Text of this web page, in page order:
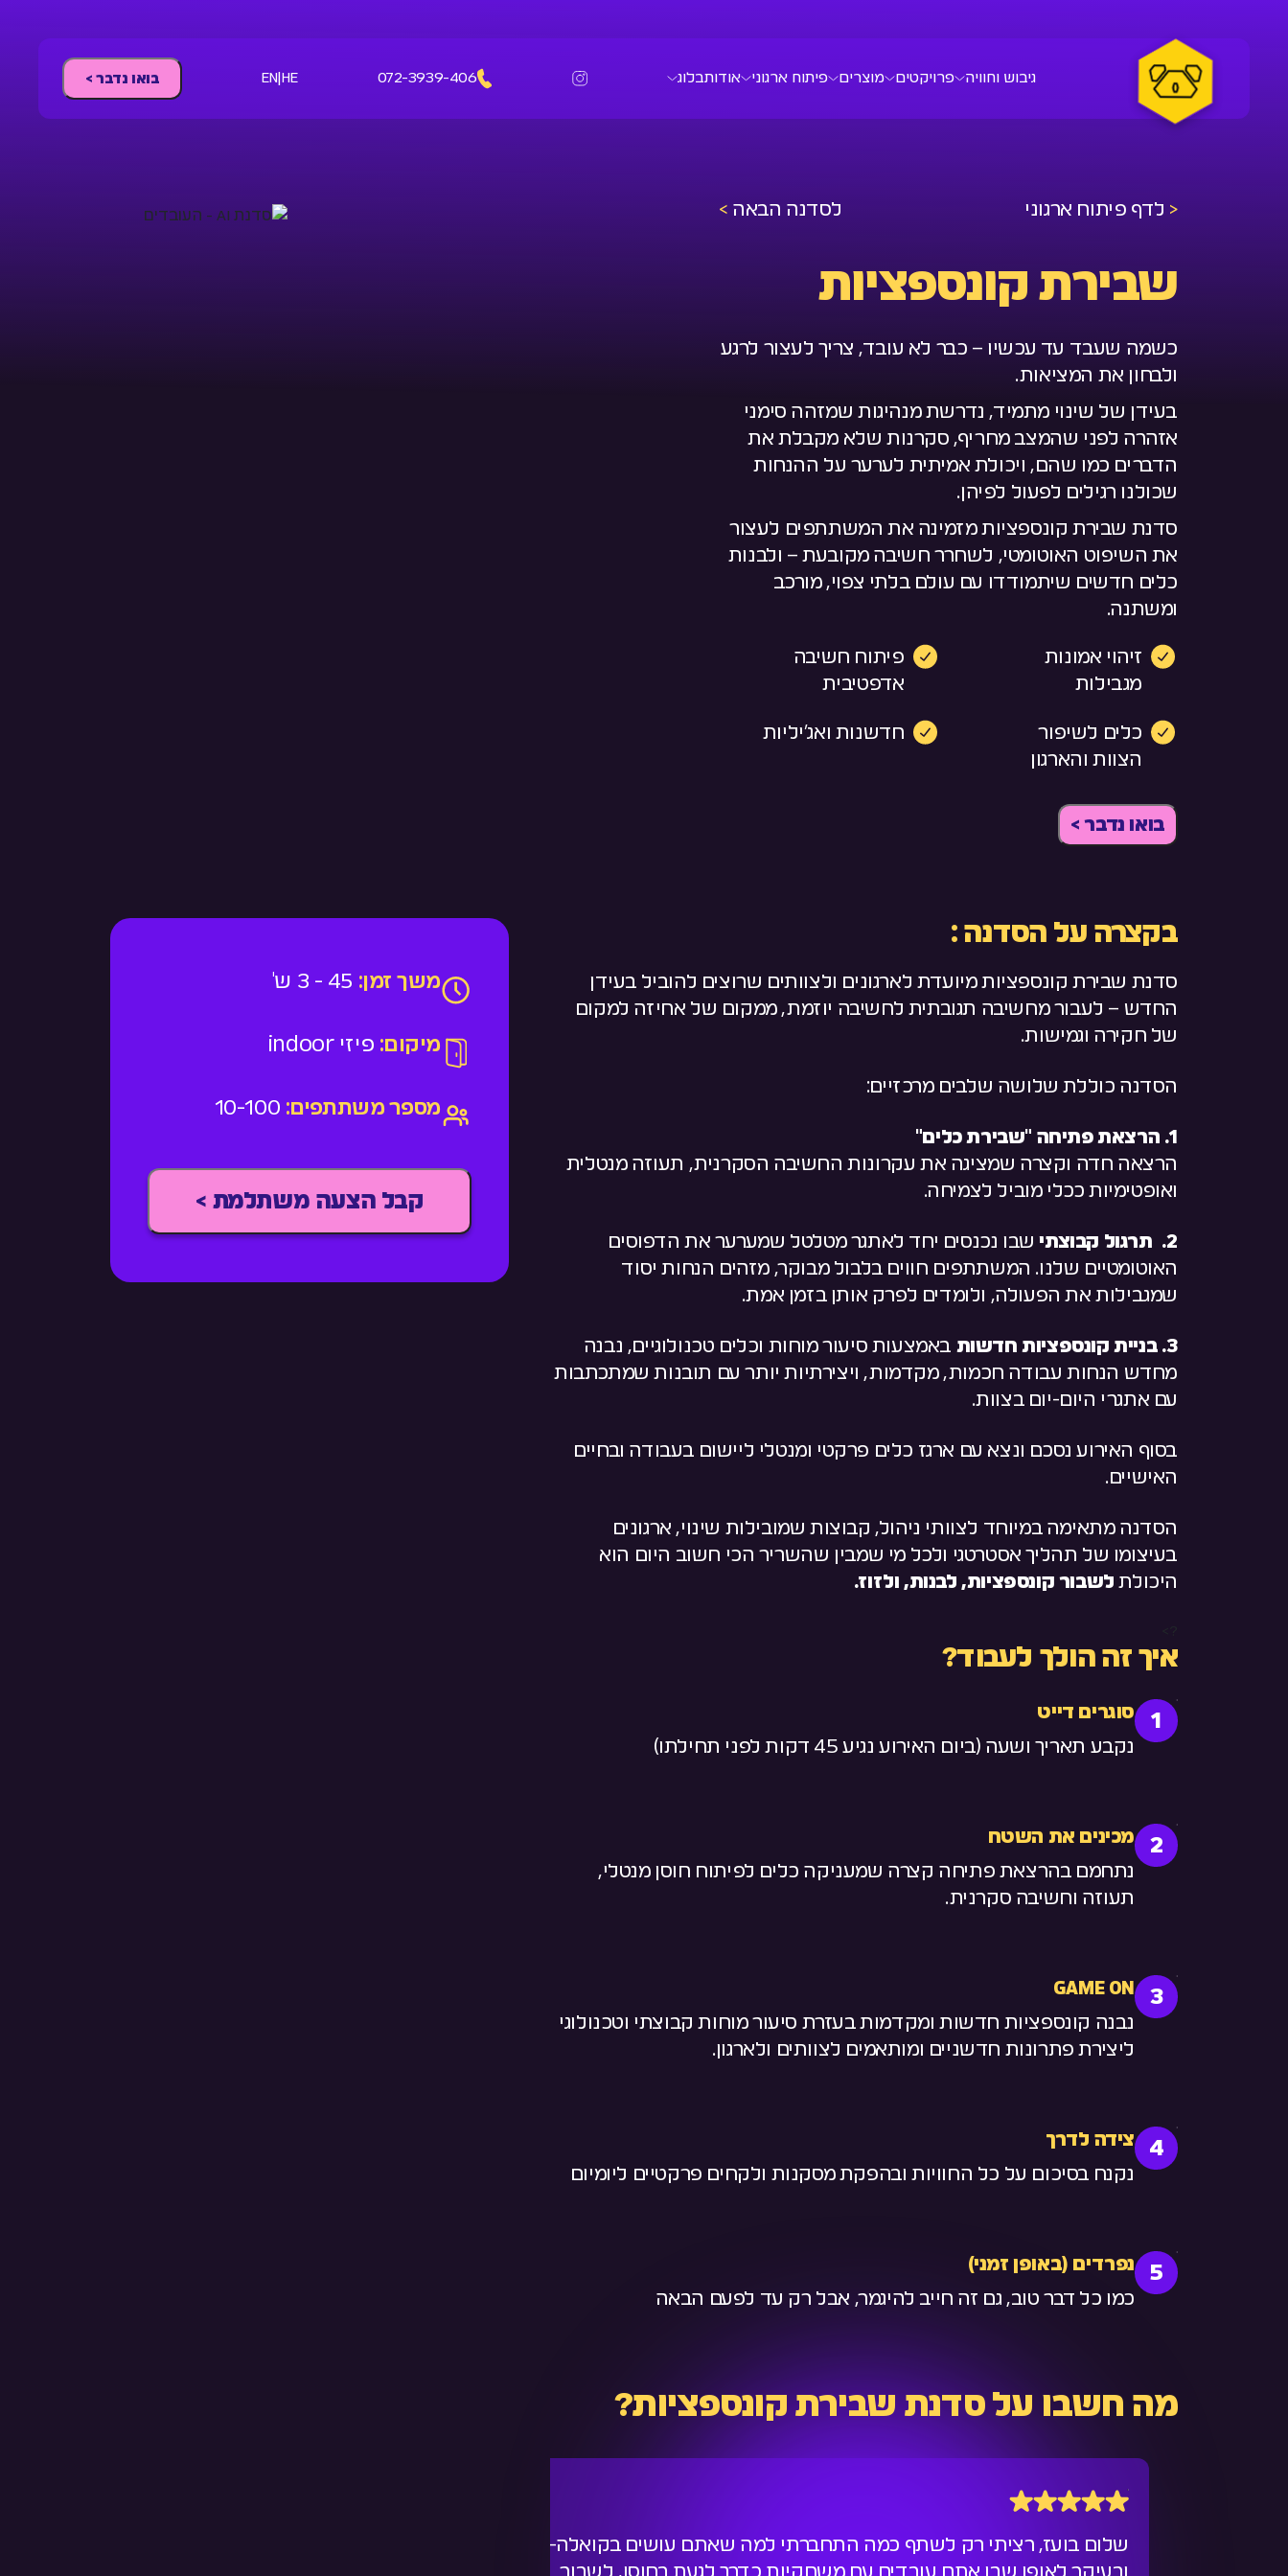
גיבוש וחוויה פרויקטים מוצרים פיתוח ארגוני אודותבלוג 072-3939-406
HE
EN בואו נדבר >
< לדף פיתוח ארגוני לסדנה הבאה >
שבירת קונספציות
כשמה שעבד עד עכשיו – כבר לא עובד, צריך לעצור לרגע
ולבחון את המציאות.
בעידן של שינוי מתמיד, נדרשת מנהיגות שמזהה סימני
אזהרה לפני שהמצב מחריף, סקרנות שלא מקבלת את
הדברים כמו שהם, ויכולת אמיתית לערער על ההנחות
שכולנו רגילים לפעול לפיהן.
סדנת שבירת קונספציות מזמינה את המשתתפים לעצור
את השיפוט האוטומטי, לשחרר חשיבה מקובעת – ולבנות
כלים חדשים שיתמודדו עם עולם בלתי צפוי, מורכב
ומשתנה.
זיהוי אמונות
מגבילות
פיתוח חשיבה
אדפטיבית
כלים לשיפור
הצוות והארגון
חדשנות ואג׳יליות
בואו נדבר >
בקצרה על הסדנה :
סדנת שבירת קונספציות מיועדת לארגונים ולצוותים שרוצים להוביל בעידן
החדש – לעבור מחשיבה תגובתית לחשיבה יוזמת, ממקום של אחיזה למקום
של חקירה וגמישות.
הסדנה כוללת שלושה שלבים מרכזיים:
1. הרצאת פתיחה "שבירת כלים"
הרצאה חדה וקצרה שמציגה את עקרונות החשיבה הסקרנית, תעוזה מנטלית
ואופטימיות ככלי מוביל לצמיחה.
2. תרגול קבוצתי
שבו נכנסים יחד לאתגר מטלטל שמערער את הדפוסים
האוטומטיים שלנו. המשתתפים חווים בלבול מבוקר, מזהים הנחות יסוד
שמגבילות את הפעולה, ולומדים לפרק אותן בזמן אמת.
3. בניית קונספציות חדשות
באמצעות סיעור מוחות וכלים טכנולוגיים, נבנה
מחדש הנחות עבודה חכמות, מקדמות, ויצירתיות יותר עם תובנות שמתכתבות
עם אתגרי היום-יום בצוות.
בסוף האירוע נסכם ונצא עם ארגז כלים פרקטי ומנטלי ליישום בעבודה ובחיים
האישיים.
הסדנה מתאימה במיוחד לצוותי ניהול, קבוצות שמובילות שינוי, ארגונים
בעיצומו של תהליך אסטרטגי ולכל מי שמבין שהשריר הכי חשוב היום הוא
היכולת לשבור קונספציות, לבנות, ולזוז.
איך זה הולך לעבוד?
1
סוגרים דייט
נקבע תאריך ושעה (ביום האירוע נגיע 45 דקות לפני תחילתו)
2
מכינים את השטח
נתחמם בהרצאת פתיחה קצרה שמעניקה כלים לפיתוח חוסן מנטלי,
תעוזה וחשיבה סקרנית.
3
GAME ON
נבנה קונספציות חדשות ומקדמות בעזרת סיעור מוחות קבוצתי וטכנולוגי
ליצירת פתרונות חדשניים ומותאמים לצוותים ולארגון.
4
צידה לדרך
נקנח בסיכום על כל החוויות ובהפקת מסקנות ולקחים פרקטיים ליומיום
5
נפרדים (באופן זמני)
כמו כל דבר טוב, גם זה חייב להיגמר, אבל רק עד לפעם הבאה
מה חשבו על סדנת שבירת קונספציות?
שלום בועז, רציתי רק לשתף כמה התחברתי למה שאתם עושים בקואלה-
ובעיקר לאופן שבו אתם עובדים עם משחקיות כדרך לגעת בחוסן, לשבור
משך זמן: 45 - 3 ש'
מיקום: פיזי indoor
מספר משתתפים: 10-100
קבל הצעה משתלמת >